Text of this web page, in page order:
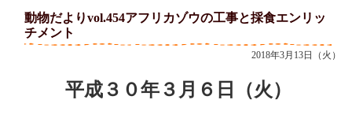
動物だよりvol.454アフリカゾウの工事と採食エンリッ
チメント
2018年3月13日（火）
平成３０年３月６日（火）